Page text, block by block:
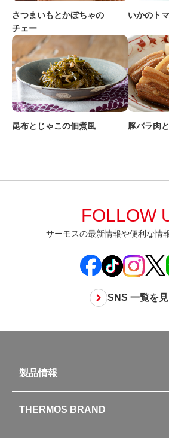
さつまいもとかぼちゃの
チェー
いかのト
昆布とじゃこの佃煮風 豚バラ肉
FOLLOW
サーモスの最新情報や便利な情
SNS 一覧を
製品情報
水筒
お弁当
THERMOS BRAND